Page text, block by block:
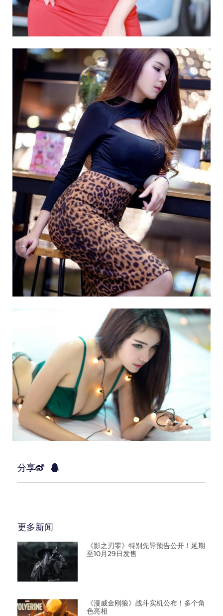
分享
更多新闻
《影之刃零》特别先导预告公开！延期
至10月29日发售
《漫威金刚狼》战斗实机公布！多个角
色亮相